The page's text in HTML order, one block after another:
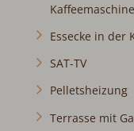
Essecke in der
SAT-TV
Pelletsheizung
Terrasse mit